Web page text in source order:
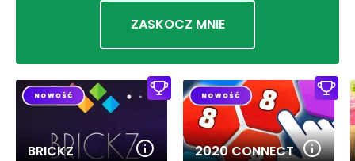
ZASKOCZ MNIE
BRICKZ 2020 CONNECT